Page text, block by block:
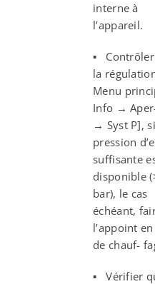
interne à
l’appareil.
▪
la
Menu
Info →
→ Syst P],
pression
suffisante
disponible
bar), le cas
échéant,
l’appoint
de chauf-
▪ Vérifier